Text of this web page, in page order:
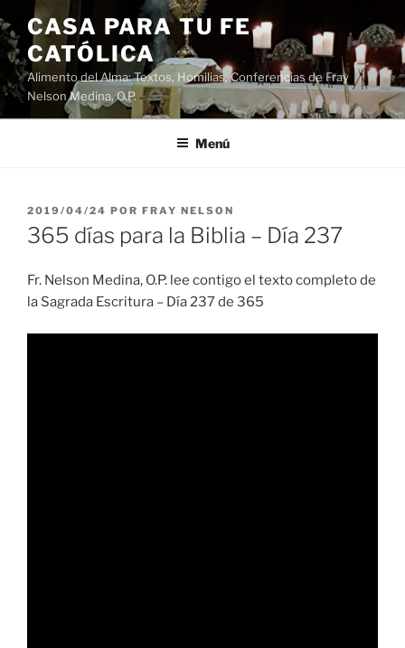
Saltar
al
contenido
CASA PARA TU FE
CATÓLICA
Alimento del Alma: Textos, Homilias, Conferencias de Fray
Nelson Medina, O.P.
Menú
PUBLICADO
EL
2019/04/24 POR FRAY NELSON
365 días para la Biblia – Día 237
Fr. Nelson Medina, O.P. lee contigo el texto completo de
la Sagrada Escritura – Día 237 de 365